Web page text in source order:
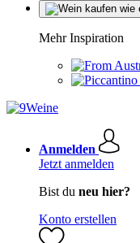
Mehr Inspiration
Anmelden
Jetzt anmelden
Bist du neu hier?
Konto erstellen